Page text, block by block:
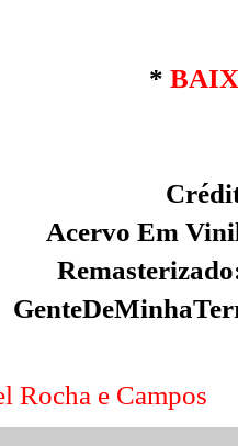
*
Acervo Em
Rocha e Campos